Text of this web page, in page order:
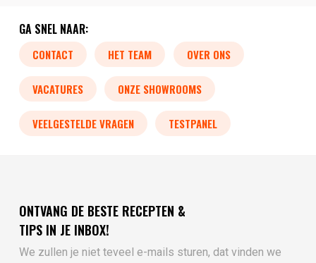
GA SNEL NAAR:
CONTACT HET TEAM OVER ONS
VACATURES ONZE SHOWROOMS
VEELGESTELDE VRAGEN TESTPANEL
ONTVANG DE BESTE RECEPTEN &
TIPS IN JE INBOX!
We zullen je niet teveel e-mails sturen, dat vinden we